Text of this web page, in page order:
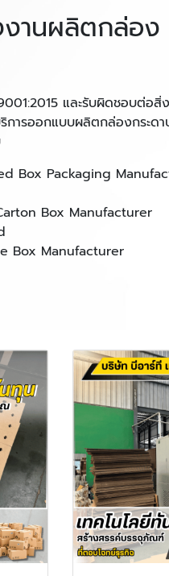
านผลิตกล่อง
และรับผิดชอบต่อสิ่
การออกแบบผลิตกล่องกระด
Box Packaging
Box Manufacturer
Box Manufacturer